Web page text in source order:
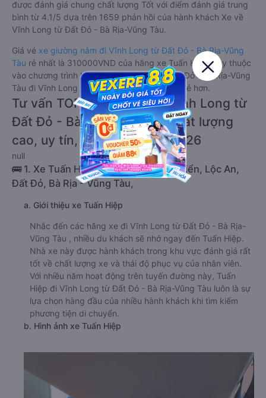
được đánh giá chung chất lượng Tốt với điểm đánh giá trung
bình từ 4.1/5 dựa trên 1659 phản hồi của hành khách Xe về
Vĩnh Long từ Đất Đỏ - Bà Rịa-Vũng Tàu.
Giá vé xe giường nằm đi Vĩnh Long từ Đất Đỏ - Bà Rịa-Vũng
Tàu rẻ nhất là 310000VND của hãng xe Tuấn Hiệp. Tùy thuộc
vào chương trình khuyến mãi, giá vé Xe Đất Đỏ - Bà Rịa-Vũng
Tàu đi Vĩnh Long giường nằm này có thể sẽ rẻ hơn.
Tư vấn TOP 1 xe khách đi Vĩnh Long từ
Đất Đỏ - Bà Rịa-Vũng Tàu chất lượng
cao, uy tín, giá rẻ nhất 08/2026
null
🚌 1. Xe Tuấn Hiệp khởi hành tại Ven Biển, Lộc An,
Đất Đỏ, Bà Rịa - Vũng Tàu,
a. Giới thiệu xe Tuấn Hiệp
Nhắc đến các hãng xe đi Vĩnh Long từ Đất Đỏ - Bà Rịa-
Vũng Tàu , nhiều du khách sẽ nhớ ngay đến Tuấn Hiệp.
Nhà xe này được hành khách trong khu vực đánh giá rất
tốt về chất lượng xe và thái độ phục vụ của nhân viên.
Với nhiều năm hoạt động trên tuyến đường này, Tuấn
Hiệp đi Vĩnh Long từ Đất Đỏ - Bà Rịa-Vũng Tàu luôn là sự
lựa chọn hàng đầu của nhiều hành khách khi tìm kiếm
phương tiện di chuyển.
b. Hình ảnh xe Tuấn Hiệp